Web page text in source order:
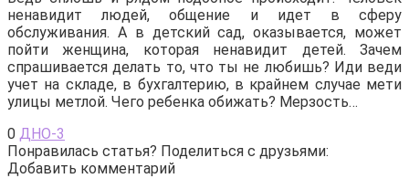
ненавидит людей, общение и идет в сферу
обслуживания. А в детский сад, оказывается, может
пойти женщина, которая ненавидит детей. Зачем
спрашивается делать то, что ты не любишь? Иди веди
учет на складе, в бухгалтерию, в крайнем случае мети
улицы метлой. Чего ребенка обижать? Мерзость…
0 ДНО-3
Понравилась статья? Поделиться с друзьями:
Добавить комментарий